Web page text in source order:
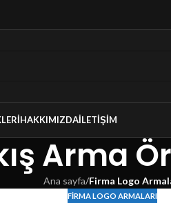
HAKKIMIZDAİLETIŞIM
Arma
Ana sayfa/Firma Logo
FIRMA LOGO ARMALARI